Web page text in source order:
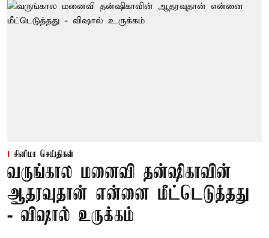
சினிமா செய்திகள்
வருங்கால மனைவி தன்ஷிகாவின்
ஆதரவுதான் என்னை மீட்டெடுத்தது
- விஷால் உருக்கம்